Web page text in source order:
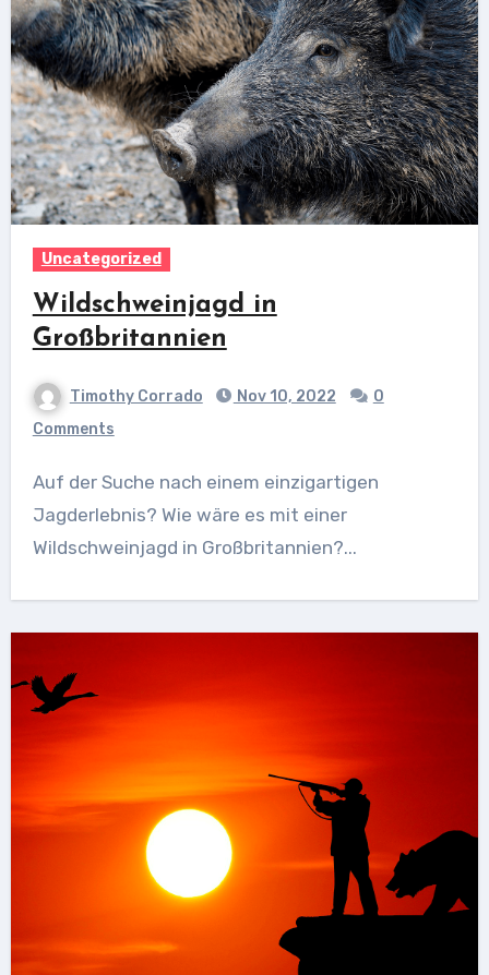
Uncategorized
Wildschweinjagd in
Großbritannien
Timothy Corrado Nov 10, 2022
0
Comments
Auf der Suche nach einem einzigartigen
Jagderlebnis? Wie wäre es mit einer
Wildschweinjagd in Großbritannien?...